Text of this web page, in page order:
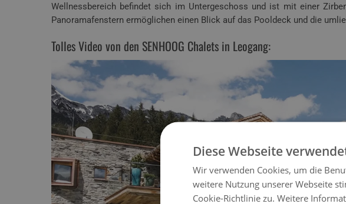
Wellnessbereich befindet sich im Untergeschoss und ist mit einer
Panoramafenstern ermöglichen einen Blick auf das Pooldeck und die
Tolles Video von den SENHOOG Chalets in Leogang:
Diese Webseite
Wir verwenden Cookies, um die
weitere Nutzung unserer Webseite
Cookie-Richtlinie zu. Weitere